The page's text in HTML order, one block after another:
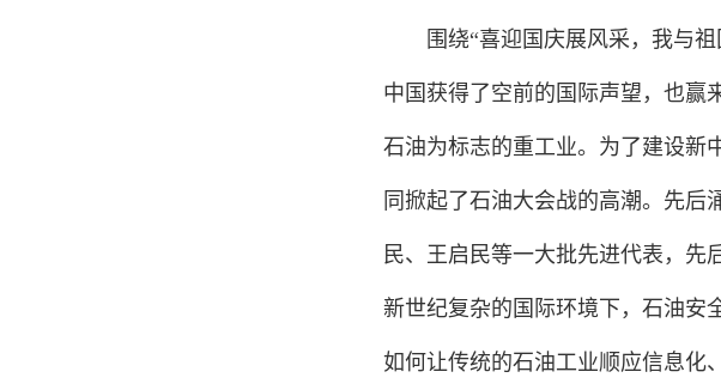
围绕“喜迎国庆展风采，我与
中国获得了空前的国际声望，也赢
石油为标志的重工业。为了建设新
同掀起了石油大会战的高潮。先
民、王启民等一大批先进代表，先
新世纪复杂的国际环境下，石油安
如何让传统的石油工业顺应信息化